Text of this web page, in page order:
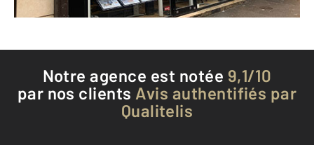
Téléphoner à l'agence
Notre agence est notée 9,1/10
par nos clients Avis authentifiés par
Qualitelis